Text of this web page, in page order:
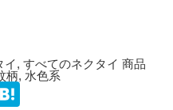
イ, すべてのネクタイ 商品
柄, 水色系
LinkedIn